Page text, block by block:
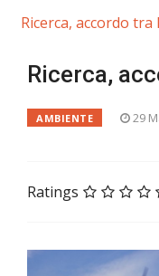
Ricerca, accordo tra
Ricerca,
AMBIENTE 29
Ratings